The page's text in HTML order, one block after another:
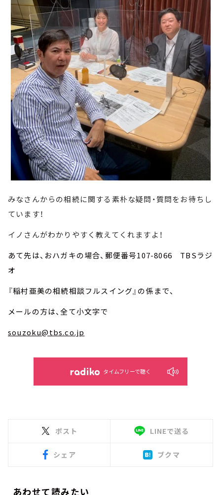
みなさんからの相続に関する素朴な疑問・質問をお待ちし
ています！
イノさんがわかりやすく教えてくれますよ！
あて先は、おハガキの場合、郵便番号107-8066 TBSラジ
オ
『稲村亜美の相続相談フルスイング』の係まで、
メールの方は、全て小文字で
souzoku@tbs.co.jp
タイムフリーで聴く
ポスト LINEで送る
シェア ブクマ
あわせて読みたい